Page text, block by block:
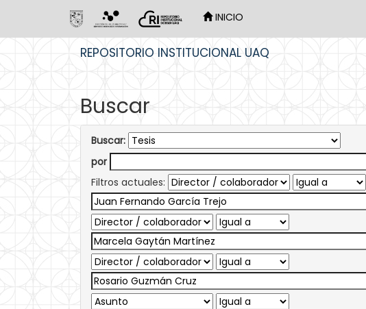
INICIO
REPOSITORIO INSTITUCIONAL UAQ
Buscar
Buscar:
por
Filtros actuales: